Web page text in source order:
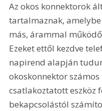
Az okos konnektorok
tartalmaznak,
más, árammal
Ezeket ettől kezdve
napirend alapján
okoskonnektor
csatlakoztatott eszköz
bekapcsolástól